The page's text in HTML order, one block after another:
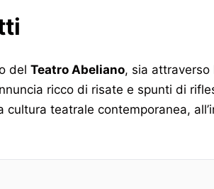
del Teatro Abeliano, sia
ricco di risate e spunti di
cultura teatrale contemporanea,